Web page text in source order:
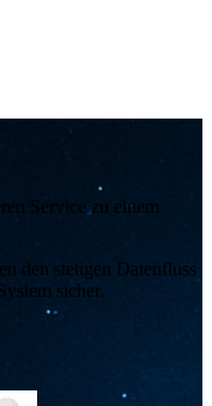
Service zu einem
den stetigen Datenfluss
sicher.
mit allen